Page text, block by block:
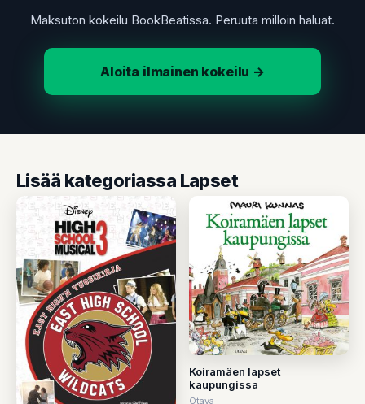
Maksuton kokeilu BookBeatissa. Peruuta milloin haluat.
Aloita ilmainen kokeilu →
Lisää kategoriassa Lapset
Koiramäen lapset
kaupungissa
Otava